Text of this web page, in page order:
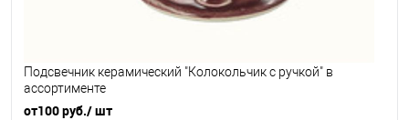
Подсвечник керамический "Колокольчик с ручкой" в
ассортименте
от100 руб./ шт